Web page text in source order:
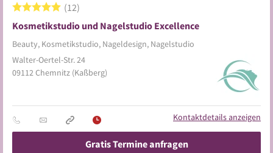
Kosmetikstudio und Nagelstudio Excellence
Beauty, Kosmetikstudio, Nageldesign, Nagelstudio
12
Walter-Oertel-Str. 24
09112Chemnitz (Kaßberg)
Kontaktdetails anzeigen
Gratis Termine anfragen